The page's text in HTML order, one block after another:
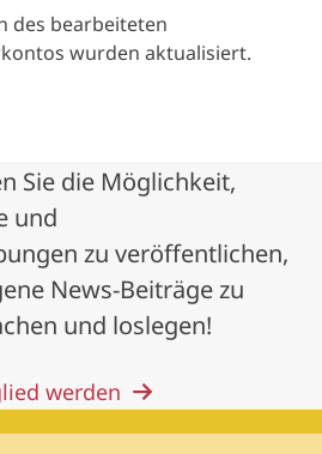
des bearbeiteten
wurden aktualisiert.
Sie die Möglichkeit,
und
zu veröffentlichen,
News-Beiträge zu
und loslegen!
werden